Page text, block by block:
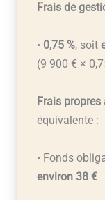
Frais de
• 0,75 %, soit
(9 900 € ×
Frais
équivalente :
• Fonds
environ 38 €